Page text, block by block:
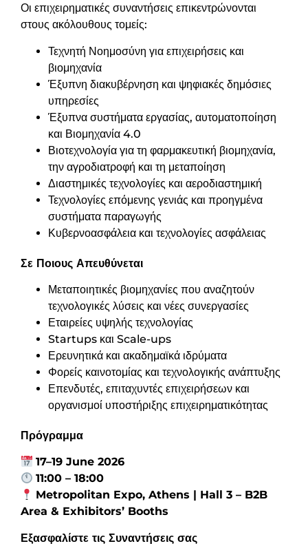
Οι επιχειρηματικές συναντήσεις επικεντρώνονται
στους ακόλουθους τομείς:
Τεχνητή Νοημοσύνη για επιχειρήσεις και
βιομηχανία
Έξυπνη διακυβέρνηση και ψηφιακές δημόσιες
υπηρεσίες
Έξυπνα συστήματα εργασίας, αυτοματοποίηση
και Βιομηχανία 4.0
Βιοτεχνολογία για τη φαρμακευτική βιομηχανία,
την αγροδιατροφή και τη μεταποίηση
Διαστημικές τεχνολογίες και αεροδιαστημική
Τεχνολογίες επόμενης γενιάς και προηγμένα
συστήματα παραγωγής
Κυβερνοασφάλεια και τεχνολογίες ασφάλειας
Σε Ποιους Απευθύνεται
Μεταποιητικές βιομηχανίες που αναζητούν
τεχνολογικές λύσεις και νέες συνεργασίες
Εταιρείες υψηλής τεχνολογίας
Startups και Scale-ups
Ερευνητικά και ακαδημαϊκά ιδρύματα
Φορείς καινοτομίας και τεχνολογικής ανάπτυξης
Επενδυτές, επιταχυντές επιχειρήσεων και
οργανισμοί υποστήριξης επιχειρηματικότητας
Πρόγραμμα
17–19 June 2026
11:00 – 18:00
Metropolitan Expo, Athens | Hall 3 – B2B
Area & Exhibitors’ Booths
Εξασφαλίστε τις Συναντήσεις σας